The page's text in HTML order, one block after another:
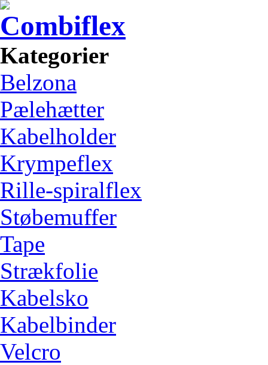
Kategorier
Belzona
Pælehætter
Kabelholder
Krympeflex
Rille-spiralflex
Støbemuffer
Tape
Strækfolie
Kabelsko
Kabelbinder
Velcro